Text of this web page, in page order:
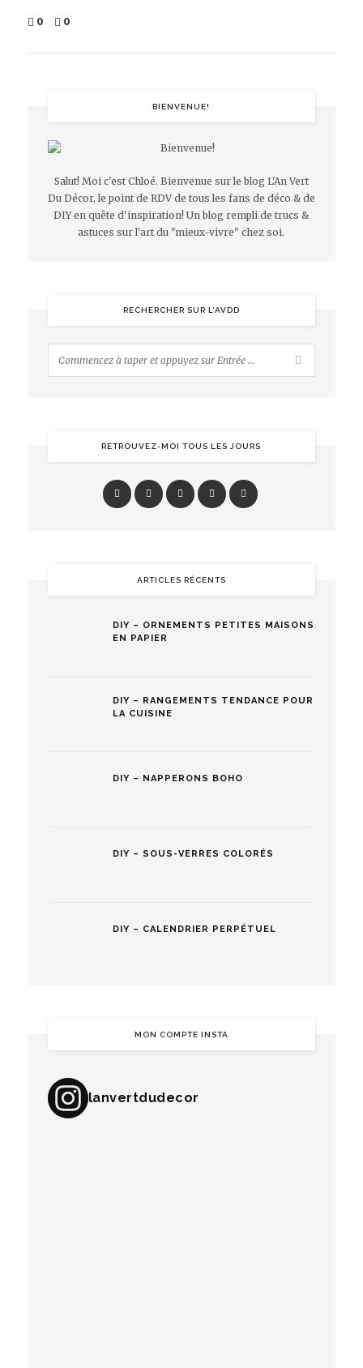
0 0
BIENVENUE!
Salut! Moi c'est Chloé. Bienvenue sur le blog L'An Vert
Du Décor, le point de RDV de tous les fans de déco & de
DIY en quête d'inspiration! Un blog rempli de trucs &
astuces sur l'art du "mieux-vivre" chez soi.
RECHERCHER SUR L’AVDD
RETROUVEZ-MOI TOUS LES JOURS
ARTICLES RÉCENTS
DIY – ORNEMENTS PETITES MAISONS
EN PAPIER
DIY – RANGEMENTS TENDANCE POUR
LA CUISINE
DIY – NAPPERONS BOHO
DIY – SOUS-VERRES COLORÉS
DIY – CALENDRIER PERPÉTUEL
MON COMPTE INSTA
lanvertdudecor